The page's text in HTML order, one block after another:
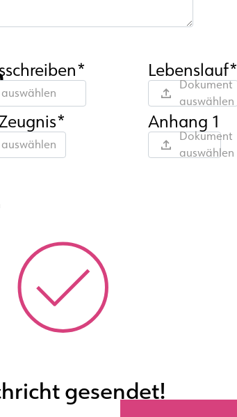
Lebenslauf*
Dokument
auswählen
Anhang 1
Dokument
auswählen
gesendet!